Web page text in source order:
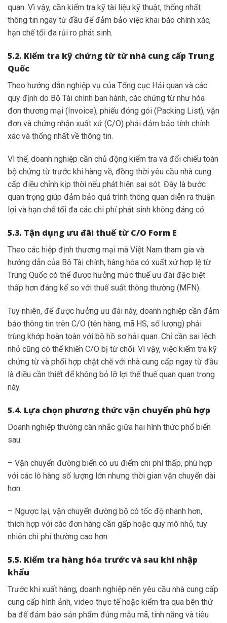
quan. Vì vậy, cần kiểm tra kỹ tài liệu kỹ thuật, thống nhất
thông tin ngay từ đầu để đảm bảo việc khai báo chính xác,
hạn chế tối đa rủi ro phát sinh.
5.2. Kiểm tra kỹ chứng từ từ nhà cung cấp Trung
Quốc
Theo hướng dẫn nghiệp vụ của Tổng cục Hải quan và các
quy định do Bộ Tài chính ban hành, các chứng từ như hóa
đơn thương mại (Invoice), phiếu đóng gói (Packing List), vận
đơn và chứng nhận xuất xứ (C/O) phải đảm bảo tính chính
xác và thống nhất về thông tin.
Vì thế, doanh nghiệp cần chủ động kiểm tra và đối chiếu toàn
bộ chứng từ trước khi hàng về, đồng thời yêu cầu nhà cung
cấp điều chỉnh kịp thời nếu phát hiện sai sót. Đây là bước
quan trọng giúp đảm bảo quá trình thông quan diễn ra thuận
lợi và hạn chế tối đa các chi phí phát sinh không đáng có.
5.3. Tận dụng ưu đãi thuế từ C/O Form E
Theo các hiệp định thương mại mà Việt Nam tham gia và
hướng dẫn của Bộ Tài chính, hàng hóa có xuất xứ hợp lệ từ
Trung Quốc có thể được hưởng mức thuế ưu đãi đặc biệt
thấp hơn đáng kể so với thuế suất thông thường (MFN).
Tuy nhiên, để được hưởng ưu đãi này, doanh nghiệp cần đảm
bảo thông tin trên C/O (tên hàng, mã HS, số lượng) phải
trùng khớp hoàn toàn với bộ hồ sơ hải quan. Chỉ cần sai lệch
nhỏ cũng có thể khiến C/O bị từ chối. Vì vậy, việc kiểm tra kỹ
chứng từ và phối hợp chặt chẽ với nhà cung cấp ngay từ đầu
là điều cần thiết để không bỏ lỡ lợi thế thuế quan quan trọng
này.
5.4. Lựa chọn phương thức vận chuyển phù hợp
Doanh nghiệp thường cân nhắc giữa hai hình thức phổ biến
sau:
– Vận chuyển đường biển có ưu điểm chi phí thấp, phù hợp
với các lô hàng số lượng lớn nhưng thời gian vận chuyển dài
hơn.
– Ngược lại, vận chuyển đường bộ có tốc độ nhanh hơn,
thích hợp với các đơn hàng cần gấp hoặc quy mô nhỏ, tuy
nhiên chi phí thường cao hơn.
5.5. Kiểm tra hàng hóa trước và sau khi nhập
khẩu
Trước khi xuất hàng, doanh nghiệp nên yêu cầu nhà cung cấp
cung cấp hình ảnh, video thực tế hoặc kiểm tra qua bên thứ
ba để đảm bảo sản phẩm đúng mẫu mã, tính năng và tiêu